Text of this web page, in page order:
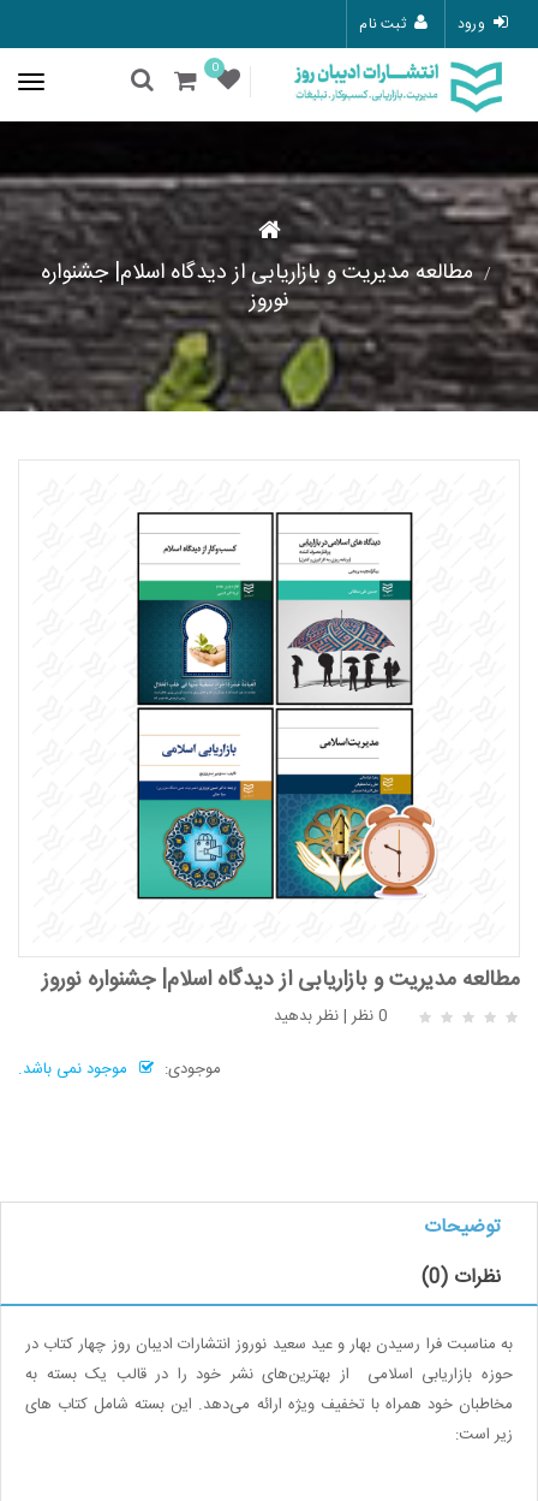
ورود ثبت نام
0
مطالعه مدیریت و بازاریابی از دیدگاه اسلام| جشنواره
نوروز
مطالعه مدیریت و بازاریابی از دیدگاه اسلام| جشنواره نوروز
|نظر بدهید
موجودی:
موجود نمی باشد.
توضیحات
نظرات (0)
به مناسبت فرا رسیدن بهار و عید سعید نوروز انتشارات ادیبان روز چهار کتاب در
حوزه بازاریابی اسلامی از بهترین‌های نشر خود را در قالب یک بسته به
مخاطبان خود همراه با تخفیف ویژه ارائه می‌دهد. این بسته شامل کتاب های
زیر است: